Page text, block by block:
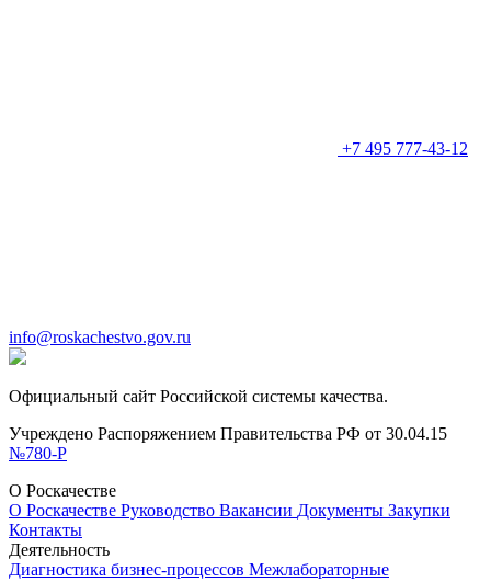
+7 495 777-43-12
info@roskachestvo.gov.ru
Официальный сайт Российской системы качества.
Учреждено Распоряжением Правительства РФ от 30.04.15
№780-Р
О Роскачестве
О Роскачестве Руководство Вакансии Документы Закупки
Контакты
Деятельность
Диагностика бизнес-процессов Межлабораторные